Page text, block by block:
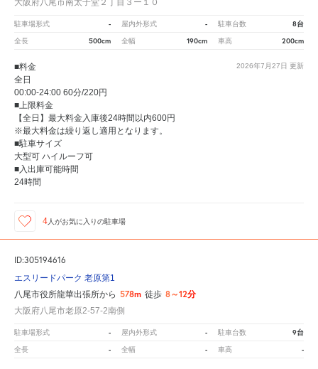
大阪府八尾市南太子堂２丁目３ー１０
駐車場形式 - 屋内外形式 - 駐車台数 8台
全長 500cm 全幅 190cm 車高 200cm
2026年7月27日 更新
■料金
全日
00:00-24:00 60分/220円
■上限料金
【全日】最大料金入庫後24時間以内600円
※最大料金は繰り返し適用となります。
■駐車サイズ
大型可 ハイルーフ可
■入出庫可能時間
24時間
4人がお気に入りの駐車場
ID:305194616
エスリードパーク 老原第1
八尾市役所龍華出張所から 578m 徒歩 8～12分
大阪府八尾市老原2-57-2南側
駐車場形式 - 屋内外形式 - 駐車台数 9台
全長 - 全幅 - 車高 -